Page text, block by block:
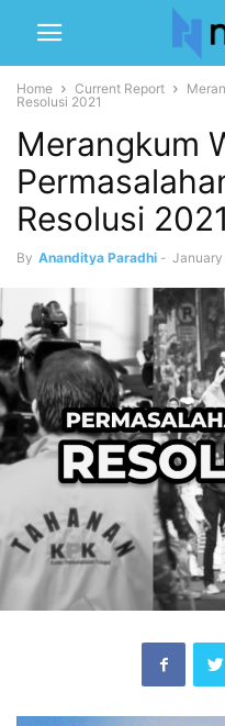
Home Current Report
Resolusi 2021
Merangkum
Resolusi 2021
By Ananditya Paradhi - January